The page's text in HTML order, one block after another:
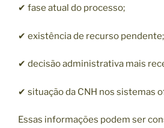
✔ fase atual do processo;
✔ existência de recurso pendente;
✔ decisão administrativa mais
✔ situação da CNH nos sistemas
Essas informações podem ser